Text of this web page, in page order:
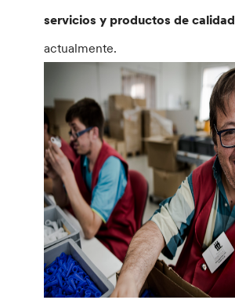
servicios y productos de calidad
actualmente.